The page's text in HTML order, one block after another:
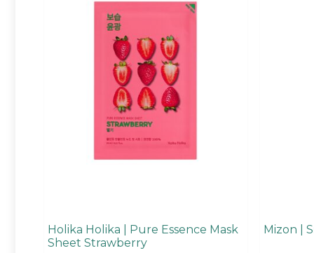
Holika Holika | Pure Essence Mask
Sheet Strawberry
Mizon |